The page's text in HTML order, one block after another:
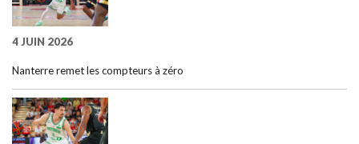
4 JUIN 2026
Nanterre remet les compteurs à zéro